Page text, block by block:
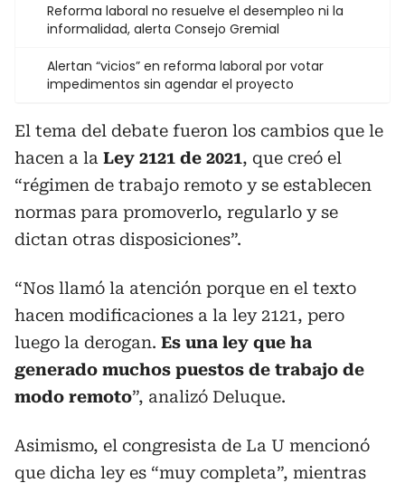
Reforma laboral no resuelve el desempleo ni la
informalidad, alerta Consejo Gremial
Alertan “vicios” en reforma laboral por votar
impedimentos sin agendar el proyecto
El tema del debate fueron los cambios que le
hacen a la Ley 2121 de 2021, que creó el
“régimen de trabajo remoto y se establecen
normas para promoverlo, regularlo y se
dictan otras disposiciones”.
“Nos llamó la atención porque en el texto
hacen modificaciones a la ley 2121, pero
luego la derogan. Es una ley que ha
generado muchos puestos de trabajo de
modo remoto”, analizó Deluque.
Asimismo, el congresista de La U mencionó
que dicha ley es “muy completa”, mientras